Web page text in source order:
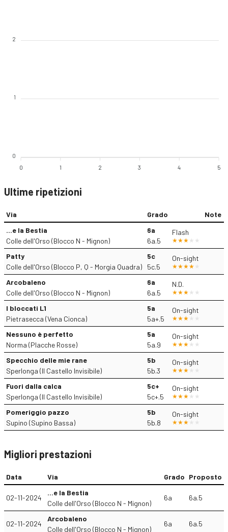
2
1
0
0 1 2 3 4 5
Ultime ripetizioni
Via Grado
Note
...e la Bestia
Colle dell'Orso (Blocco N - Mignon)
6a
6a.5
Flash
Patty
Colle dell'Orso (Blocco P, Q - Morgia Quadra)
5c
5c.5
On-sight
Arcobaleno
Colle dell'Orso (Blocco N - Mignon)
6a
6a.5
N.D.
I bloccati L1
Pietrasecca (Vena Cionca)
5a
5a+.5
On-sight
Nessuno è perfetto
Norma (Placche Rosse)
5a
5a.9
On-sight
Specchio delle mie rane
Sperlonga (Il Castello Invisibile)
5b
5b.3
On-sight
Fuori dalla calca
Sperlonga (Il Castello Invisibile)
5c+
5c+.5
On-sight
Pomeriggio pazzo
Supino (Supino Bassa)
5b
5b.8
On-sight
Migliori prestazioni
Data Via Grado Proposto
02-11-2024
...e la Bestia
Colle dell'Orso (Blocco N - Mignon)
6a 6a.5
02-11-2024
Arcobaleno
Colle dell'Orso (Blocco N - Mignon)
6a 6a.5